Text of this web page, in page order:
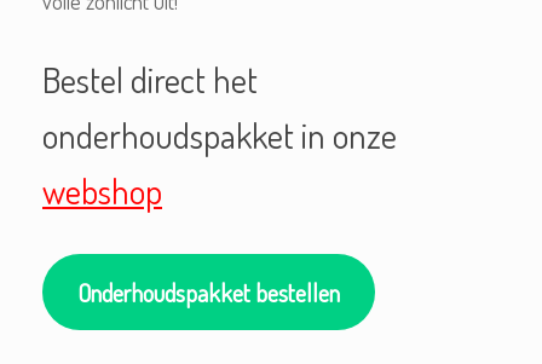
Bestel direct het
onderhoudspakket in onze
webshop
Onderhoudspakket bestellen